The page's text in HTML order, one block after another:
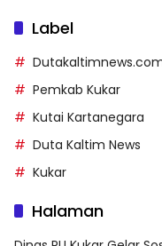
Label
Pemkab Kukar
Kutai Kartanegara
Duta Kaltim News
Kukar
Halaman